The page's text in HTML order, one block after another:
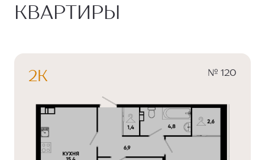
КВАРТИРЫ
2К № 120